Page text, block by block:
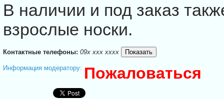
В наличии и под заказ
взрослые носки.
Контактные телефоны: 09x xxx xxxx
Информация модератору: Пожаловаться